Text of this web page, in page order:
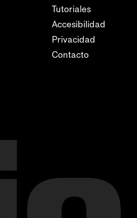
Tutoriales
Accesibilidad
Privacidad
Contacto